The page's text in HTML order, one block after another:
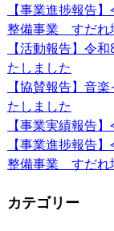
【事業進捗報告
整備事業 すだれ
【活動報告】令
たしました
【協賛報告】音
たしました
【事業実績報告
【事業進捗報告
整備事業 すだれ
カテゴリー